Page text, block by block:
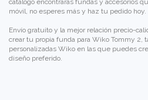
catálogo encontrarás fundas y accesorios
móvil, no esperes más y haz tu pedido hoy.
Envío gratuito y la mejor relación precio-
crear tu propia funda para Wiko Tommy 2,
personalizadas Wiko en las que puedes
diseño preferido.